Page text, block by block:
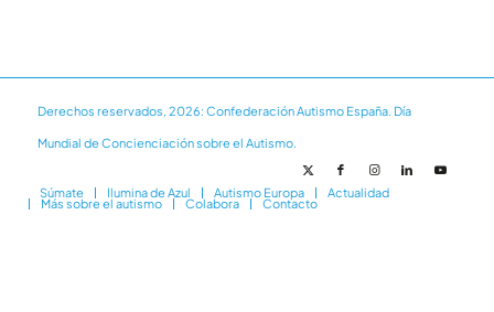
Derechos reservados, 2026: Confederación Autismo España. Día
Mundial de Concienciación sobre el Autismo.
Súmate Ilumina de Azul Autismo Europa Actualidad
Más sobre el autismo Colabora Contacto